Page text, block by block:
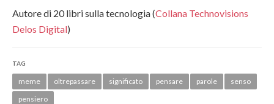
Autore di 20 libri sulla tecnologia (Collana Technovisions
Delos Digital)
TAG
meme oltrepassare significato pensare parole
senso
pensiero